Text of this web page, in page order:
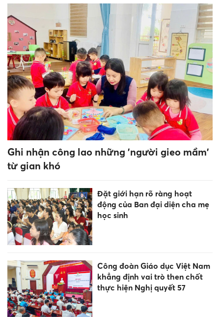
Ghi nhận công lao những 'người gieo mầm'
từ gian khó
Đặt giới hạn rõ ràng hoạt
động của Ban đại diện cha mẹ
học sinh
Công đoàn Giáo dục Việt Nam
khẳng định vai trò then chốt
thực hiện Nghị quyết 57